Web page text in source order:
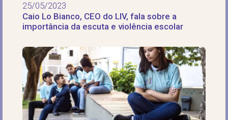
25/05/2023
Caio Lo Bianco, CEO do LIV, fala sobre a
importância da escuta e violência escolar